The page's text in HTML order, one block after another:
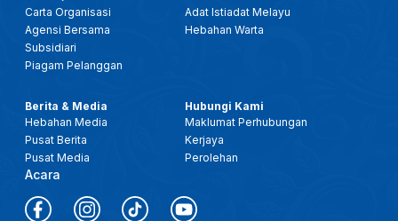
Carta Organisasi
Agensi Bersama
Subsidiari
Piagam Pelanggan
Adat Istiadat Melayu
Hebahan Warta
Berita & Media
Hebahan Media
Pusat Berita
Pusat Media
Acara
Hubungi Kami
Maklumat Perhubungan
Kerjaya
Perolehan